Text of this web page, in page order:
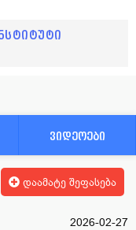
ვიდეოები
დაამატე შეფასება
2026-02-27